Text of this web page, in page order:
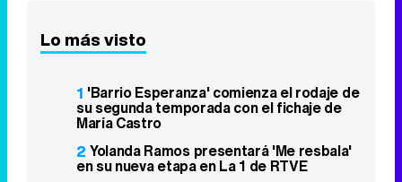
Lo más visto
1 'Barrio Esperanza' comienza el rodaje de
su segunda temporada con el fichaje de
María Castro
2 Yolanda Ramos presentará 'Me resbala'
en su nueva etapa en La 1 de RTVE